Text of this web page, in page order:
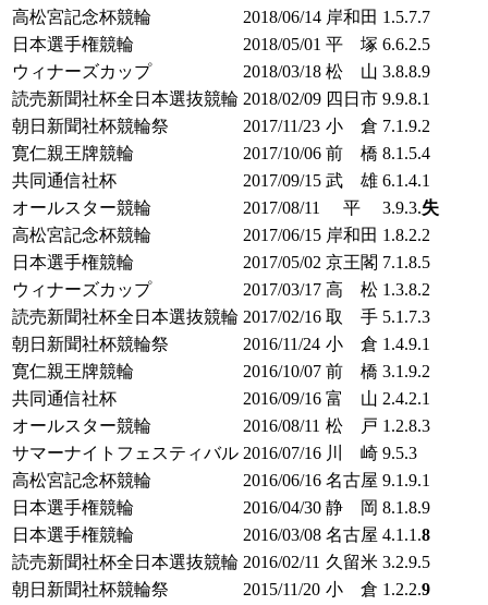
高松宮記念杯競輪
2018/06/14 岸和田 1.5.7.7
日本選手権競輪
2018/05/01 平 塚 6.6.2.5
ウィナーズカップ
2018/03/18 松 山 3.8.8.9
読売新聞社杯全日本選抜競輪 2018/02/09 四日市 9.9.8.1
朝日新聞社杯競輪祭
2017/11/23 小 倉 7.1.9.2
寛仁親王牌競輪
2017/10/06 前 橋 8.1.5.4
共同通信社杯
2017/09/15 武 雄 6.1.4.1
オールスター競輪
2017/08/11 平 3.9.3.失
高松宮記念杯競輪
2017/06/15 岸和田 1.8.2.2
日本選手権競輪
2017/05/02 京王閣 7.1.8.5
ウィナーズカップ
2017/03/17 高 松 1.3.8.2
読売新聞社杯全日本選抜競輪 2017/02/16 取 手 5.1.7.3
朝日新聞社杯競輪祭
2016/11/24 小 倉 1.4.9.1
寛仁親王牌競輪
2016/10/07 前 橋 3.1.9.2
共同通信社杯
2016/09/16 富 山 2.4.2.1
オールスター競輪
2016/08/11 松 戸 1.2.8.3
サマーナイトフェスティバル 2016/07/16 川 崎 9.5.3
高松宮記念杯競輪
2016/06/16 名古屋 9.1.9.1
日本選手権競輪
2016/04/30 静 岡 8.1.8.9
日本選手権競輪
2016/03/08 名古屋 4.1.1.8
読売新聞社杯全日本選抜競輪 2016/02/11 久留米 3.2.9.5
朝日新聞社杯競輪祭
2015/11/20 小 倉 1.2.2.9